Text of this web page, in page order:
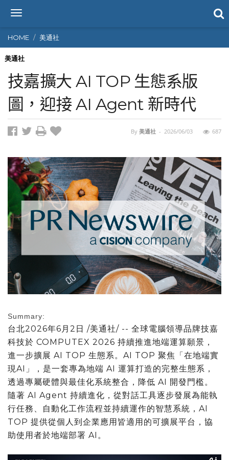
T
g
g
l
n
a
v
i
g
o
n
HOME 美通社
美通社
技嘉擴大 AI TOP 生態系版
圖，迎接 AI Agent 新時代
By 美通社 - 2026/06/03 687
Summary:
台北2026年6月2日 /美通社/ -- 全球電腦領導品牌技嘉
科技於 COMPUTEX 2026 持續推進地端運算願景，
進一步擴展 AI TOP 生態系。AI TOP 聚焦「在地端實
現AI」，是一套專為地端 AI 運算打造的完整生態系，
透過專屬硬體與最佳化系統整合，降低 AI 開發門檻。
隨著 AI Agent 持續進化，從對話工具逐步發展為能執
行任務、自動化工作流程並持續運作的智慧系統，AI
TOP 提供從個人到企業應用皆適用的可擴展平台，協
助使用者於地端部署 AI。